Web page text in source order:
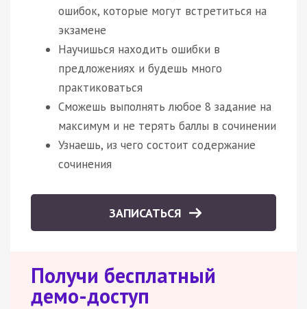
ошибок, которые могут встретиться на
экзамене
Научишься находить ошибки в
предложениях и будешь много
практиковаться
Сможешь выполнять любое 8 задание на
максимум и не терять баллы в сочинении
Узнаешь, из чего состоит содержание
сочинения
ЗАПИСАТЬСЯ
Получи бесплатный
демо-доступ